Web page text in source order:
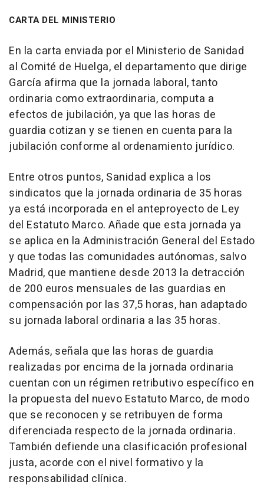
CARTA DEL MINISTERIO
En la carta enviada por el Ministerio de Sanidad
al Comité de Huelga, el departamento que dirige
García afirma que la jornada laboral, tanto
ordinaria como extraordinaria, computa a
efectos de jubilación, ya que las horas de
guardia cotizan y se tienen en cuenta para la
jubilación conforme al ordenamiento jurídico.
Entre otros puntos, Sanidad explica a los
sindicatos que la jornada ordinaria de 35 horas
ya está incorporada en el anteproyecto de Ley
del Estatuto Marco. Añade que esta jornada ya
se aplica en la Administración General del Estado
y que todas las comunidades autónomas, salvo
Madrid, que mantiene desde 2013 la detracción
de 200 euros mensuales de las guardias en
compensación por las 37,5 horas, han adaptado
su jornada laboral ordinaria a las 35 horas.
Además, señala que las horas de guardia
realizadas por encima de la jornada ordinaria
cuentan con un régimen retributivo específico en
la propuesta del nuevo Estatuto Marco, de modo
que se reconocen y se retribuyen de forma
diferenciada respecto de la jornada ordinaria.
También defiende una clasificación profesional
justa, acorde con el nivel formativo y la
responsabilidad clínica.